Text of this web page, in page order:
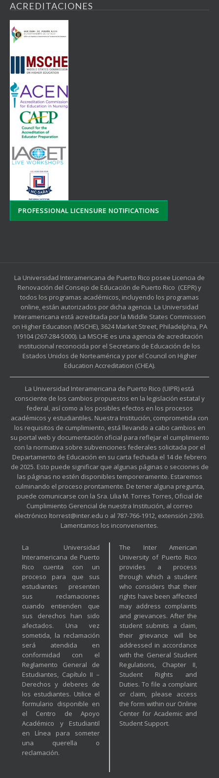
ACREDITACIONES
PROFESSIONAL LICENSURE NOTIFICATIONS
La Universidad Interamericana de Puerto Rico posee Licencia de
Renovación del Consejo de Educación de Puerto Rico (CEPR) y
todos los programas académicos, incluyendo los programas
online, están autorizados por dicha agencia. La Universidad
Interamericana está acreditada por la Middle States Commission
on Higher Education (MSCHE), 3624 Market Street, Philadelphia, PA
19104 (267-284-5000). La MSCHE es una agencia de acreditación
institucional reconocida por el Secretario de Educación de los
Estados Unidos de Norteamérica y por el Council on Higher
Education Accreditation (CHEA).
La Universidad Interamericana de Puerto Rico (UIPR) está
consciente de los cambios propuestos en la legislación estatal y
federal, así como a los posibles efectos en los procesos
académicos y estudiantiles. Nuestra Institución, comprometida con
los requisitos de cumplimiento, está llevando a cabo cambios en
su portal web y documentación oficial para reflejar el cumplimiento
con la normativa sobre subvenciones federales solicitada por el
Departamento de Educación en su carta fechada el 14 de febrero
de 2025. Esto puede significar que algunas páginas o secciones de
las páginas no estén disponibles temporeramente. Estaremos
culminando el proceso prontamente. De tener alguna pregunta,
puede comunicarse con la Sra. Lilia M. Torres Torres, Oficial de
Cumplimiento Gerencial de nuestra Institución, al correo
electrónico ltorrest@inter.edu o al 787-766-1912, extensión 2393.
Lamentamos los inconvenientes.
La Universidad
Interamericana de Puerto
Rico cuenta con un
proceso para que sus
estudiantes presenten
sus reclamaciones
cuando entienden que
sus derechos han sido
afectados. Una vez
sometida, la reclamación
será atendida en
conformidad con el
Reglamento General de
Estudiantes, Capítulo II –
Derechos y deberes de
los estudiantes. Utilice el
formulario disponible en
el Centro de Apoyo
Académico y Estudiantil
en Línea para someter
una querella o
reclamación.
The Inter American
University of Puerto Rico
provides a process
through which a student
who considers that their
rights have been affected
may address complaints
and grievances. After the
student submits a claim,
their grievance will be
addressed in accordance
with the General Student
Regulations, Chapter II,
Student Rights and
Duties. To file a complaint
or claim, please access
the form within our Online
Center for Academic and
Student Support.